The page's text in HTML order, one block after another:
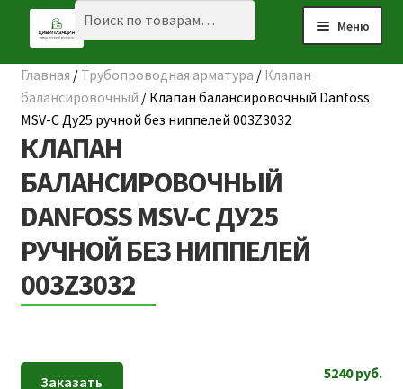
Перейти
ПерейтиИскать:
Поиск
Меню
☰ КАТАЛОГ
ГЛАВНАЯ
НАШИ ОБЪЕКТЫ
ДОСТАВКА И ОПЛАТА
ПОЛЕЗНАЯ ИНФОРМАЦИЯ
Главная / Трубопроводная арматура / Клапан
балансировочный / Клапан балансировочный Danfoss
MSV-C Ду25 ручной без ниппелей 003Z3032
КЛАПАН
БАЛАНСИРОВОЧНЫЙ
DANFOSS MSV-C ДУ25
РУЧНОЙ БЕЗ НИППЕЛЕЙ
003Z3032
5240руб.